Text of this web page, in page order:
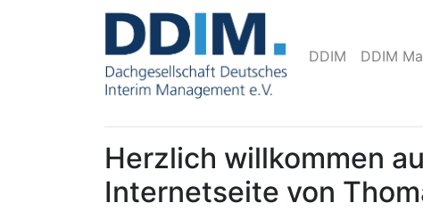
DDIM DDIM
Herzlich willkommen
Internetseite von